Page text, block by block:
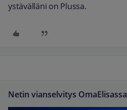
ystävälläni on Plussa.
Netin vianselvitys OmaElisassa